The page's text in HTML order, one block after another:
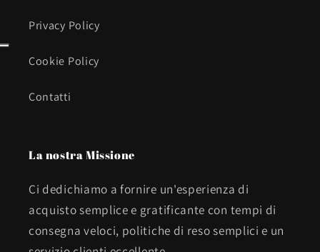
Privacy Policy
Cookie Policy
Contatti
La nostra Missione
Ci dedichiamo a fornire un'esperienza di
acquisto semplice e gratificante con tempi di
consegna veloci, politiche di reso semplici e un